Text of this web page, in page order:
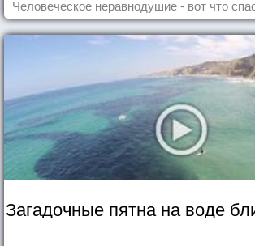
Человеческое неравнодушие - вот что
Загадочные пятна на воде